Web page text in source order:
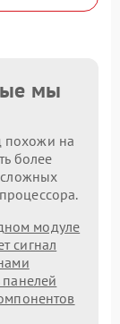
мы
похожи на
более
модуле
сигнал
панелей